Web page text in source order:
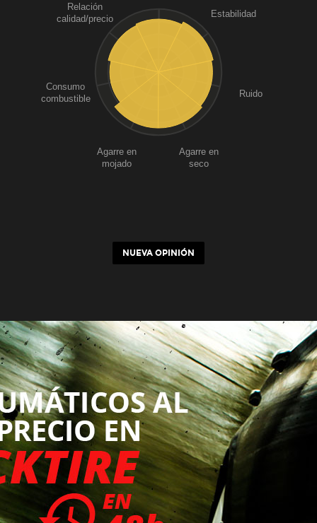
Estabilidad
Ruido
Agarre en
seco
Agarre en
mojado
Consumo
combustible
Relación
calidad/precio
NUEVA OPINIÓN